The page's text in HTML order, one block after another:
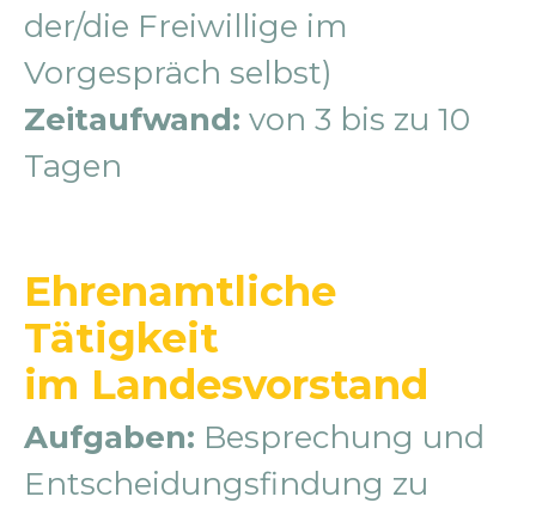
der/die Freiwillige im
Vorgespräch selbst)
Zeitaufwand: von 3 bis zu 10
Tagen
Ehrenamtliche
Tätigkeit
im Landesvorstand
Aufgaben: Besprechung und
Entscheidungsfindung zu